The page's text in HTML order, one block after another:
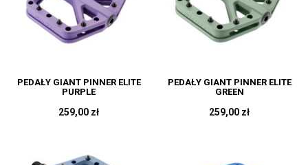
PEDAŁY GIANT PINNER ELITE
PURPLE
259,00 zł
PEDAŁY GIANT PINNER ELITE
GREEN
259,00 zł